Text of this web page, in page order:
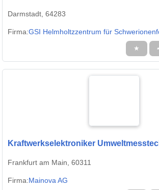
Darmstadt, 64283
Firma:GSI Helmholtzzentrum für
★
Kraftwerkselektroniker
Frankfurt am Main, 60311
Firma:Mainova AG